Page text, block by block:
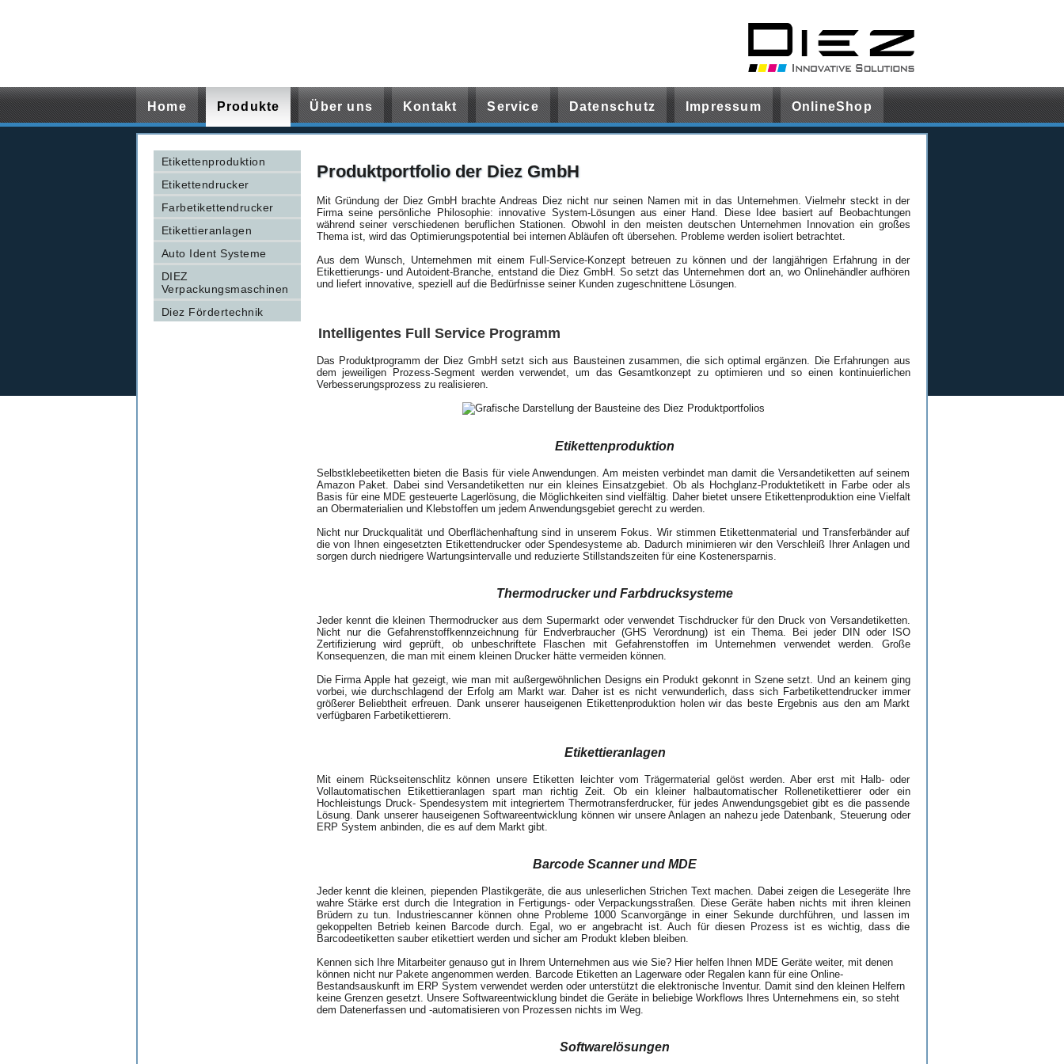
Home Produkte Über uns Kontakt Service Datenschutz Impressum OnlineShop
Etikettenproduktion
Etikettendrucker
Farbetikettendrucker
Etikettieranlagen
Auto Ident Systeme
DIEZ
Verpackungsmaschinen
Diez Fördertechnik
Produktportfolio der Diez GmbH
Mit Gründung der Diez GmbH brachte Andreas Diez nicht nur seinen Namen mit in das Unternehmen. Vielmehr steckt in der
Firma seine persönliche Philosophie: innovative System-Lösungen aus einer Hand. Diese Idee basiert auf Beobachtungen
während seiner verschiedenen beruflichen Stationen. Obwohl in den meisten deutschen Unternehmen Innovation ein großes
Thema ist, wird das Optimierungspotential bei internen Abläufen oft übersehen. Probleme werden isoliert betrachtet.
Aus dem Wunsch, Unternehmen mit einem Full-Service-Konzept betreuen zu können und der langjährigen Erfahrung in der
Etikettierungs- und Autoident-Branche, entstand die Diez GmbH. So setzt das Unternehmen dort an, wo Onlinehändler aufhören
und liefert innovative, speziell auf die Bedürfnisse seiner Kunden zugeschnittene Lösungen.
Intelligentes Full Service Programm
Das Produktprogramm der Diez GmbH setzt sich aus Bausteinen zusammen, die sich optimal ergänzen. Die Erfahrungen aus
dem jeweiligen Prozess-Segment werden verwendet, um das Gesamtkonzept zu optimieren und so einen kontinuierlichen
Verbesserungsprozess zu realisieren.
Etikettenproduktion
Selbstklebeetiketten bieten die Basis für viele Anwendungen. Am meisten verbindet man damit die Versandetiketten auf seinem
Amazon Paket. Dabei sind Versandetiketten nur ein kleines Einsatzgebiet. Ob als Hochglanz-Produktetikett in Farbe oder als
Basis für eine MDE gesteuerte Lagerlösung, die Möglichkeiten sind vielfältig. Daher bietet unsere Etikettenproduktion eine Vielfalt
an Obermaterialien und Klebstoffen um jedem Anwendungsgebiet gerecht zu werden.
Nicht nur Druckqualität und Oberflächenhaftung sind in unserem Fokus. Wir stimmen Etikettenmaterial und Transferbänder auf
die von Ihnen eingesetzten Etikettendrucker oder Spendesysteme ab. Dadurch minimieren wir den Verschleiß Ihrer Anlagen und
sorgen durch niedrigere Wartungsintervalle und reduzierte Stillstandszeiten für eine Kostenersparnis.
Thermodrucker und Farbdrucksysteme
Jeder kennt die kleinen Thermodrucker aus dem Supermarkt oder verwendet Tischdrucker für den Druck von Versandetiketten.
Nicht nur die Gefahrenstoffkennzeichnung für Endverbraucher (GHS Verordnung) ist ein Thema. Bei jeder DIN oder ISO
Zertifizierung wird geprüft, ob unbeschriftete Flaschen mit Gefahrenstoffen im Unternehmen verwendet werden. Große
Konsequenzen, die man mit einem kleinen Drucker hätte vermeiden können.
Die Firma Apple hat gezeigt, wie man mit außergewöhnlichen Designs ein Produkt gekonnt in Szene setzt. Und an keinem ging
vorbei, wie durchschlagend der Erfolg am Markt war. Daher ist es nicht verwunderlich, dass sich Farbetikettendrucker immer
größerer Beliebtheit erfreuen. Dank unserer hauseigenen Etikettenproduktion holen wir das beste Ergebnis aus den am Markt
verfügbaren Farbetikettierern.
Etikettieranlagen
Mit einem Rückseitenschlitz können unsere Etiketten leichter vom Trägermaterial gelöst werden. Aber erst mit Halb- oder
Vollautomatischen Etikettieranlagen spart man richtig Zeit. Ob ein kleiner halbautomatischer Rollenetikettierer oder ein
Hochleistungs Druck- Spendesystem mit integriertem Thermotransferdrucker, für jedes Anwendungsgebiet gibt es die passende
Lösung. Dank unserer hauseigenen Softwareentwicklung können wir unsere Anlagen an nahezu jede Datenbank, Steuerung oder
ERP System anbinden, die es auf dem Markt gibt.
Barcode Scanner und MDE
Jeder kennt die kleinen, piependen Plastikgeräte, die aus unleserlichen Strichen Text machen. Dabei zeigen die Lesegeräte Ihre
wahre Stärke erst durch die Integration in Fertigungs- oder Verpackungsstraßen. Diese Geräte haben nichts mit ihren kleinen
Brüdern zu tun. Industriescanner können ohne Probleme 1000 Scanvorgänge in einer Sekunde durchführen, und lassen im
gekoppelten Betrieb keinen Barcode durch. Egal, wo er angebracht ist. Auch für diesen Prozess ist es wichtig, dass die
Barcodeetiketten sauber etikettiert werden und sicher am Produkt kleben bleiben.
Kennen sich Ihre Mitarbeiter genauso gut in Ihrem Unternehmen aus wie Sie? Hier helfen Ihnen MDE Geräte weiter, mit denen
können nicht nur Pakete angenommen werden. Barcode Etiketten an Lagerware oder Regalen kann für eine Online-
Bestandsauskunft im ERP System verwendet werden oder unterstützt die elektronische Inventur. Damit sind den kleinen Helfern
keine Grenzen gesetzt. Unsere Softwareentwicklung bindet die Geräte in beliebige Workflows Ihres Unternehmens ein, so steht
dem Datenerfassen und -automatisieren von Prozessen nichts im Weg.
Softwarelösungen